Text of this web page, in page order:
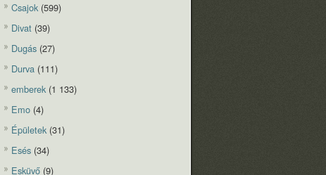
Csajok(599)
Divat (39)
Dugás (27)
Durva (111)
emberek(1 133)
Emo (4)
Épületek(31)
Esés (34)
Esküvő (9)